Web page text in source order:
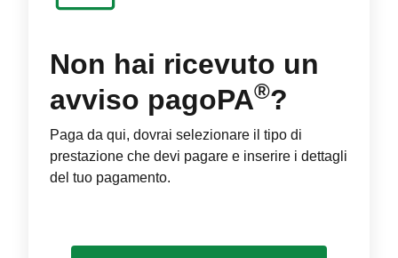
Non hai ricevuto un
avviso pagoPA®?
Paga da qui, dovrai selezionare il tipo di
prestazione che devi pagare e inserire i dettagli
del tuo pagamento.